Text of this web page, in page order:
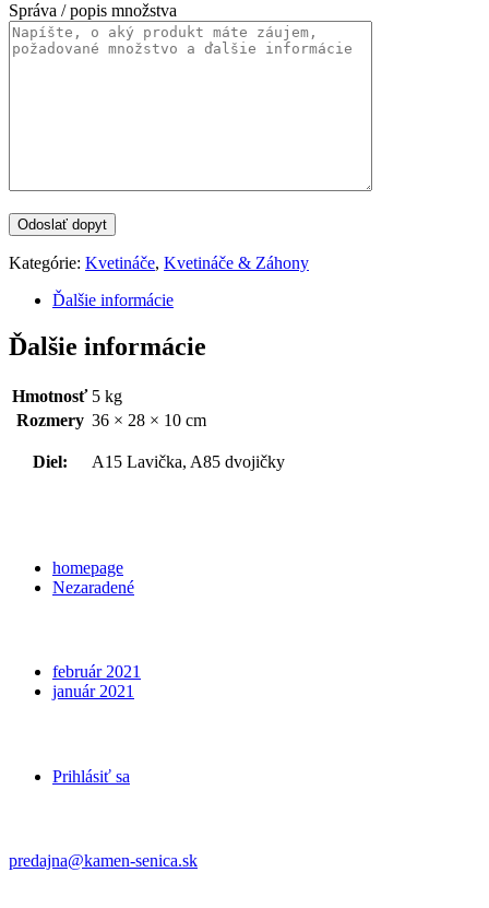
Správa / popis množstva
Kategórie: Kvetináče, Kvetináče & Záhony
Ďalšie informácie
Ďalšie informácie
Hmotnosť 5 kg
Rozmery 36 × 28 × 10 cm
Diel: A15 Lavička, A85 dvojičky
homepage
Nezaradené
február 2021
január 2021
Prihlásiť sa
predajna@kamen-senica.sk